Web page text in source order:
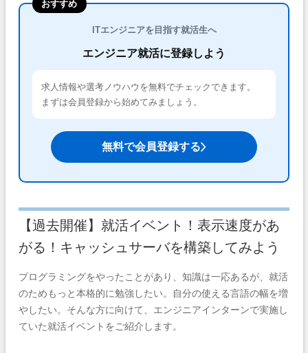
おすすめ
ITエンジニアを目指す就活生へ
エンジニア就活に登録しよう
求人情報や選考ノウハウを無料でチェックできます。
まずは会員登録から始めてみましょう。
無料で会員登録する
【過去開催】就活イベント！表示速度があ
がる！キャッシュサーバを構築してみよう
プログラミングをやったことがあり、知識は一応あるが、就活
のためもっと本格的に勉強したい。自分の使える言語の幅を増
やしたい。そんな方に向けて、エンジニアインターンで実施し
ていた就活イベントをご紹介します。